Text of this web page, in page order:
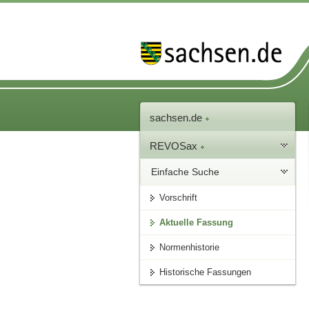
sachsen.de
REVOSax
Einfache Suche
Vorschrift
Aktuelle Fassung
Normenhistorie
Historische Fassungen